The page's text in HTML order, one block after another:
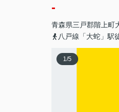
-
青森県三戸郡階上町
八戸線「大蛇」駅
1/5